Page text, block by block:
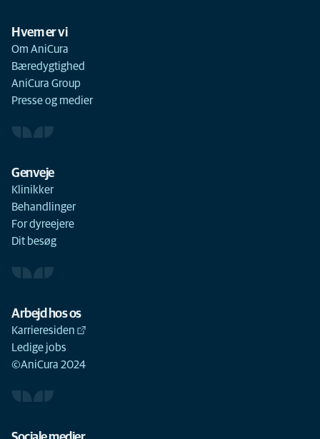
Hvem er vi
Om AniCura
Bæredygtighed
AniCura Group
Presse og medier
Genveje
Klinikker
Behandlinger
For dyreejere
Dit besøg
Arbejd hos os
Karrieresiden
Ledige jobs
©AniCura 2024